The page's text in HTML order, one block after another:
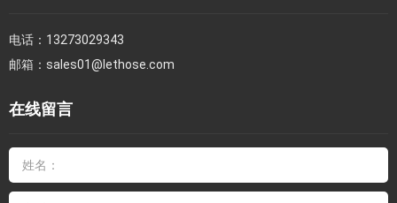
电话： 13273029343
邮箱： sales01@lethose.com
在线留言